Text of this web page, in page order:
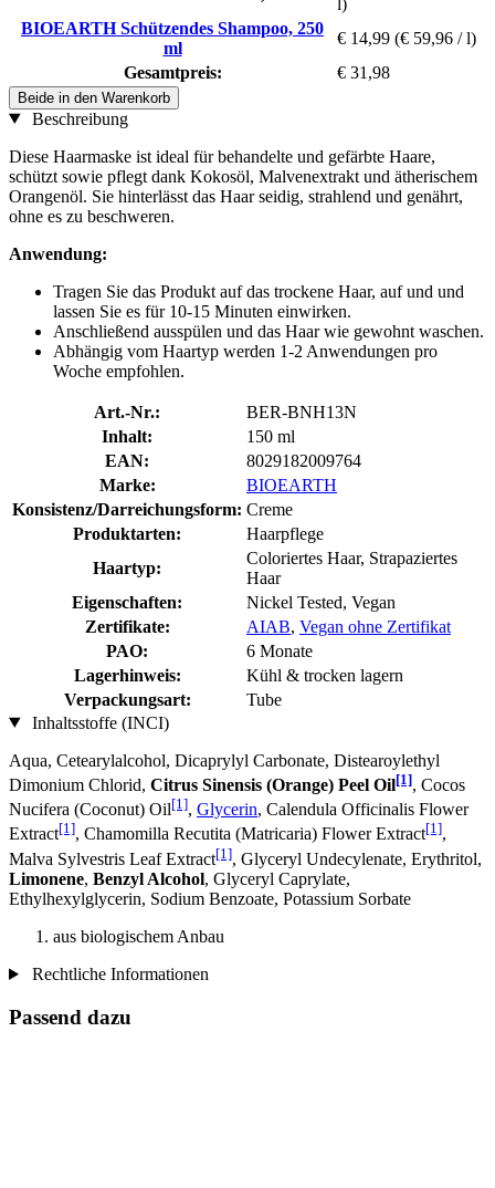
BIOEARTH Schützendes Shampoo, 250
ml
€ 14,99 (€ 59,96 / l)
Gesamtpreis:
€ 31,98
Beide in den Warenkorb
Beschreibung
Diese Haarmaske ist ideal für behandelte und gefärbte Haare,
schützt sowie pflegt dank Kokosöl, Malvenextrakt und ätherischem
Orangenöl. Sie hinterlässt das Haar seidig, strahlend und genährt,
ohne es zu beschweren.
Anwendung:
Tragen Sie das Produkt auf das trockene Haar, auf und und
lassen Sie es für 10-15 Minuten einwirken.
Anschließend ausspülen und das Haar wie gewohnt waschen.
Abhängig vom Haartyp werden 1-2 Anwendungen pro
Woche empfohlen.
Art.-Nr.:
BER-BNH13N
Inhalt:
150 ml
EAN:
8029182009764
Marke:
BIOEARTH
Konsistenz/Darreichungsform: Creme
Produktarten:
Haarpflege
Haartyp:
Coloriertes Haar, Strapaziertes
Haar
Eigenschaften:
Nickel Tested, Vegan
Zertifikate:
AIAB, Vegan ohne Zertifikat
PAO:
6 Monate
Lagerhinweis:
Kühl & trocken lagern
Verpackungsart:
Tube
Inhaltsstoffe (INCI)
Aqua, Cetearylalcohol, Dicaprylyl Carbonate, Distearoylethyl
Dimonium Chlorid, Citrus Sinensis (Orange) Peel Oil[1], Cocos
Nucifera (Coconut) Oil[1], Glycerin, Calendula Officinalis Flower
Extract[1], Chamomilla Recutita (Matricaria) Flower Extract[1],
Malva Sylvestris Leaf Extract[1], Glyceryl Undecylenate, Erythritol,
Limonene, Benzyl Alcohol, Glyceryl Caprylate,
Ethylhexylglycerin, Sodium Benzoate, Potassium Sorbate
aus biologischem Anbau
Rechtliche Informationen
Passend dazu